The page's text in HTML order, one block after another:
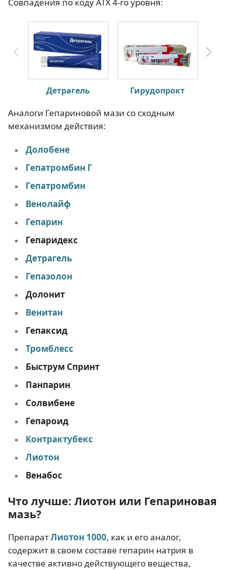
Детрагель Гирудопрокт
Аналоги Гепариновой мази со сходным
механизмом действия:
Долобене
Гепатромбин Г
Гепатромбин
Венолайф
Гепарин
Гепаридекс
Детрагель
Гепазолон
Долонит
Венитан
Гепаксид
Тромблесс
Быструм Спринт
Панпарин
Солвибене
Гепароид
Контрактубекс
Лиотон
Венабос
Что лучше: Лиотон или Гепариновая
мазь?
ПрепаратЛиотон 1000, как и его аналог,
содержит в своем составе гепарин натрия в
качестве активно действующего вещества,